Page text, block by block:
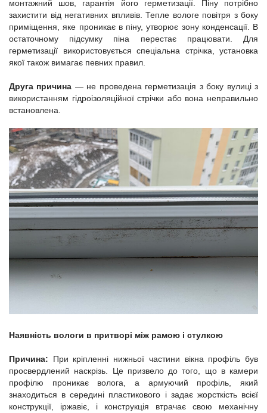
монтажний шов, гарантія його герметизації. Піну потрібно
захистити від негативних впливів. Тепле вологе повітря з боку
приміщення, яке проникає в піну, утворює зону конденсації. В
остаточному підсумку піна перестає працювати. Для
герметизації використовується спеціальна стрічка, установка
якої також вимагає певних правил.
Друга причина — не проведена герметизація з боку вулиці з
використанням гідроізоляційної стрічки або вона неправильно
встановлена.
Наявність вологи в притворі між рамою і стулкою
Причина: При кріпленні нижньої частини вікна профіль був
просвердлений наскрізь. Це призвело до того, що в камери
профілю проникає волога, а армуючий профіль, який
знаходиться в середині пластикового і задає жорсткість всієї
конструкції, іржавіє, і конструкція втрачає свою механічну